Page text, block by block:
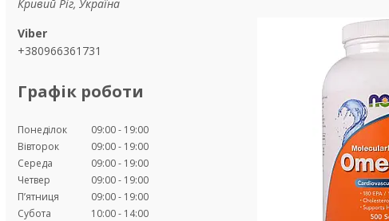
Кривий Ріг, Україна
+380966361731
Графік роботи
Понеділок 09:00
19:00
Вівторок
09:00
19:00
Середа
09:00
19:00
Четвер
09:00
19:00
Пʼятниця
09:00
19:00
Субота
10:00
14:00